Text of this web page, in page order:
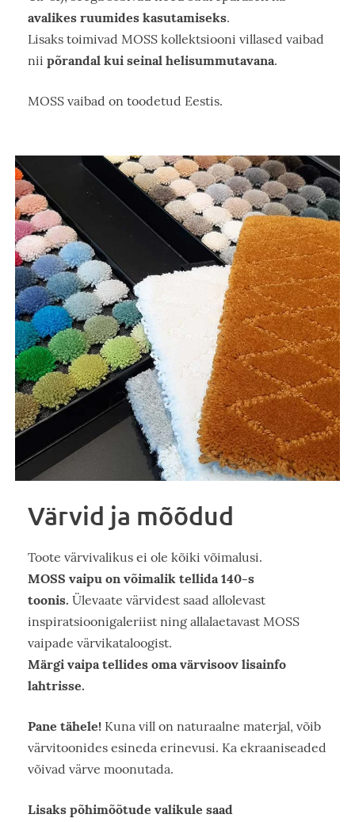
avalikes ruumides kasutamiseks.
Lisaks toimivad MOSS kollektsiooni villased vaibad
nii põrandal kui seinal helisummutavana.
MOSS vaibad on toodetud Eestis.
Värvid ja mõõdud
Toote värvivalikus ei ole kõiki võimalusi.
MOSS vaipu on võimalik tellida 140-s
toonis. Ülevaate värvidest saad allolevast
inspiratsioonigaleriist ning allalaetavast MOSS
vaipade värvikataloogist.
Märgi vaipa tellides oma värvisoov lisainfo
lahtrisse.
Pane tähele! Kuna vill on naturaalne materjal, võib
värvitoonides esineda erinevusi. Ka ekraaniseaded
võivad värve moonutada.
Lisaks põhimõõtude valikule saad